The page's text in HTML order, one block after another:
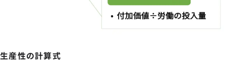
生産性の計算式